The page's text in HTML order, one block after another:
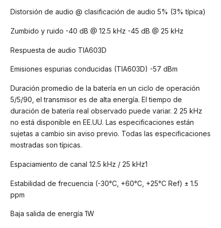
Distorsión de audio @ clasificación de audio 5% (3% típica)
Zumbido y ruido -40 dB @ 12.5 kHz -45 dB @ 25 kHz
Respuesta de audio TIA603D
Emisiones espurias conducidas (TIA603D) -57 dBm
Duración promedio de la batería en un ciclo de operación
5/5/90, el transmisor es de alta energía. El tiempo de
duración de batería real observado puede variar. 2 25 kHz
no está disponible en EE.UU. Las especificaciones están
sujetas a cambio sin aviso previo. Todas las especificaciones
mostradas son típicas.
Espaciamiento de canal 12.5 kHz / 25 kHz1
Estabilidad de frecuencia (-30°C, +60°C, +25°C Ref) ± 1.5
ppm
Baja salida de energía 1W